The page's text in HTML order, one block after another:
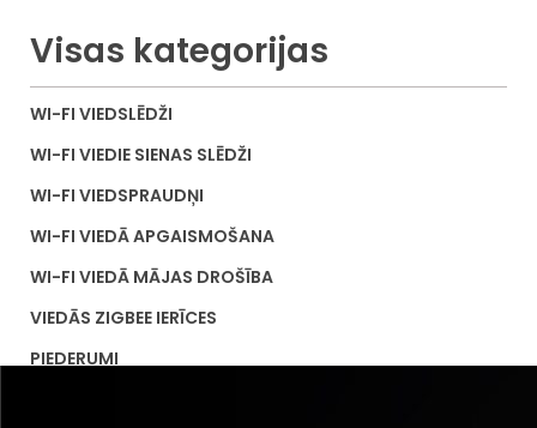
Visas kategorijas
WI-FI VIEDSLĒDŽI
WI-FI VIEDIE SIENAS SLĒDŽI
WI-FI VIEDSPRAUDŅI
WI-FI VIEDĀ APGAISMOŠANA
WI-FI VIEDĀ MĀJAS DROŠĪBA
VIEDĀS ZIGBEE IERĪCES
PIEDERUMI